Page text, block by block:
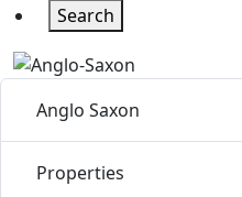
Search
Anglo Saxon
Properties